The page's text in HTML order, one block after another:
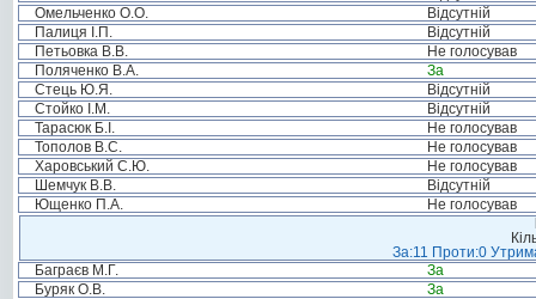
Омельченко О.О.
Відсутній
Палиця І.П.
Відсутній
Петьовка В.В.
Не голосував
Поляченко В.А.
За
Стець Ю.Я.
Відсутній
Стойко І.М.
Відсутній
Тарасюк Б.І.
Не голосував
Тополов В.С.
Не голосував
Харовський С.Ю.
Не голосував
Шемчук В.В.
Відсутній
Ющенко П.А.
Не голосував
За:11 Проти:0
Баграєв М.Г.
За
Буряк О.В.
За